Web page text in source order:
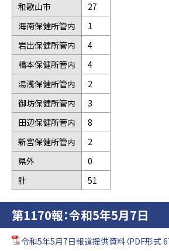
和歌山市
27
海南保健所管内
1
岩出保健所管内
4
橋本保健所管内
4
湯浅保健所管内
2
御坊保健所管内
3
田辺保健所管内
8
新宮保健所管内
2
県外
0
計
51
第1170報：令和5年5月7日
令和5年5月7日報道提供資料（PDF形式 67